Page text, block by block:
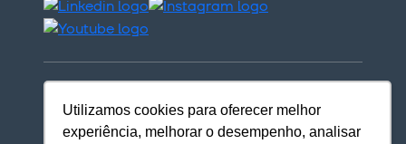
Utilizamos cookies para oferecer melhor
experiência, melhorar o desempenho, analisar